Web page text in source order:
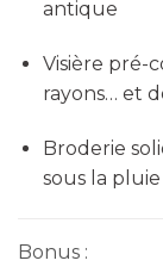
antique
Visière pré-
rayons… et
Broderie
sous la pluie
Bonus :